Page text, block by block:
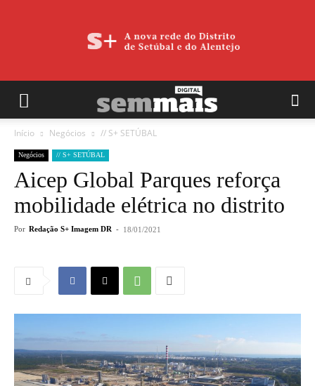
Início Negócios // S+ SETÚBAL
Negócios // S+ SETÚBAL
Aicep Global Parques reforça
mobilidade elétrica no distrito
Por Redação S+ Imagem DR - 18/01/2021